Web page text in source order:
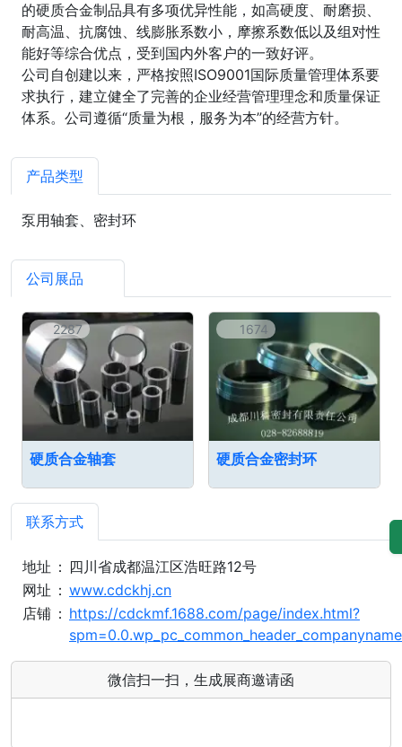
的硬质合金制品具有多项优异性能，如高硬度、耐磨损、
耐高温、抗腐蚀、线膨胀系数小，摩擦系数低以及组对性
能好等综合优点，受到国内外客户的一致好评。
公司自创建以来，严格按照ISO9001国际质量管理体系要
求执行，建立健全了完善的企业经营管理理念和质量保证
体系。公司遵循“质量为根，服务为本”的经营方针。
产品类型
泵用轴套、密封环
公司展品
2287
硬质合金轴套
1674
硬质合金密封环
联系方式
地址 ： 四川省成都温江区浩旺路12号
网址 ： www.cdckhj.cn
店铺 ： https://cdckmf.1688.com/page/index.html?
微信扫一扫，生成展商邀请函